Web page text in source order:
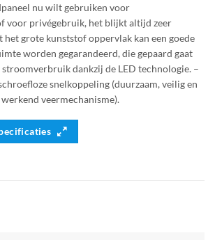
nu wilt gebruiken voor
voor privégebruik, het blijkt altijd zeer
het grote kunststof oppervlak kan een goede
worden gegarandeerd, die gepaard gaat
dankzij de LED technologie. –
snelkoppeling (duurzaam, veilig en
veermechanisme).